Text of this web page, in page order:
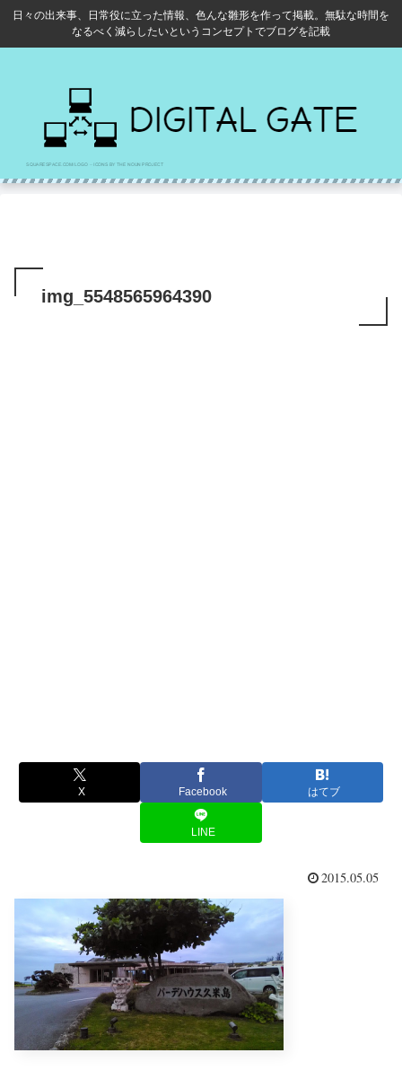
日々の出来事、日常役に立った情報、色んな雛形を作って掲載。無駄な時間を
なるべく減らしたいというコンセプトでブログを記載
img_5548565964390
X Facebook はてブ
LINE
2015.05.05